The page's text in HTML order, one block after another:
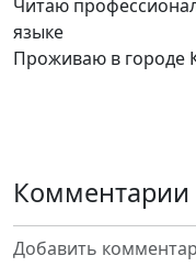
Читаю
языке
Проживаю в городе
Комментарии
Добавить